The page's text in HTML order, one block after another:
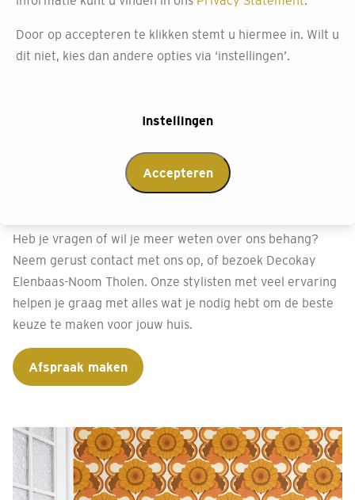
advies dat perfect aansluit op jouw situatie. Maak ook
gebruik van deze gratis service.
Neem contact op met
Decokay Tholen
Heb je vragen of wil je meer weten over ons behang?
Neem gerust contact met ons op, of bezoek Decokay
Elenbaas-Noom Tholen. Onze stylisten met veel ervaring
helpen je graag met alles wat je nodig hebt om de beste
keuze te maken voor jouw huis.
Afspraak maken
Door op accepteren te klikken stemt u hiermee in. Wilt u
dit niet, kies dan andere opties via ‘instellingen’.
Instellingen
Accepteren